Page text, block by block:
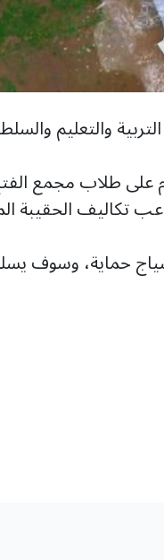
والتعليم
مؤسسة شباب أبين عملية توزيع الحقيبة المدرسية للعام
تكاليف الحقيبة
حماية، وسوف يسلم